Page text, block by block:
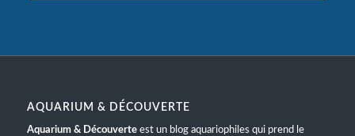
AQUARIUM & DÉCOUVERTE
Aquarium & Découverteest un blog aquariophiles qui prend le